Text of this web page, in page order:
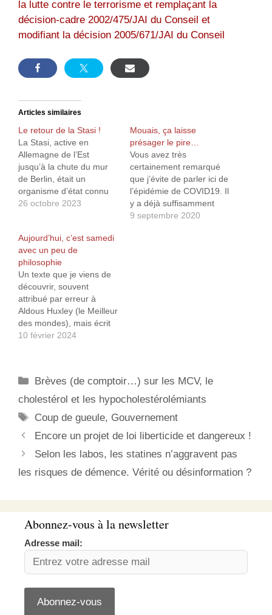
la lutte contre le terrorisme et remplaçant la
décision-cadre 2002/475/JAI du Conseil et
modifiant la décision 2005/671/JAI du Conseil
Articles similaires
Le retour de la Stasi !
La Stasi, active en
Allemagne de l’Est
jusqu’à la chute du mur
de Berlin, était un
organisme d’état connu
(et reconnu) pour ses
population Est-
Allemande. Interceptions
du courrier, écoutes,
encouragements à la
délation, tout y passait.
Avec, bien évidemment,
séquestration de toute
personne susceptible…
26 octobre 2023
Mouais, ça laisse
présager le pire…
Vous avez très
certainement remarqué
que j’évite de parler ici de
l’épidémie de COVID19. Il
y a déjà suffisamment
d’expert (ou pas...) dont
9 septembre 2020
Aujourd’hui, c’est samedi
avec un peu de
philosophie
Un texte que je viens de
découvrir, souvent
attribué par erreur à
Aldous Huxley (le Meilleur
des mondes), mais écrit
en 2007 par Serge
je ne peux m’empêcher
de vous le faire partager :
Pour étouffer par avance
toute révolte, il…
10 février 2024
Catégories
Brèves (de comptoir…) sur les MCV, le
cholestérol et les hypocholestérolémiants
Étiquettes
Coup de gueule, Gouvernement
Encore un projet de loi liberticide et dangereux !
Selon les labos, les statines n’aggravent pas
les risques de démence. Vérité ou désinformation ?
Abonnez-vous à la newsletter
Adresse mail: